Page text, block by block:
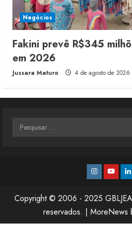
Negócios
Fakini prevê R$345
em 2026
Jussara Maturo 4 de agosto de 2026
Pesquisar
Instagram
Youtube
Copyright © 2006 - 2025
reservados. | MoreNews